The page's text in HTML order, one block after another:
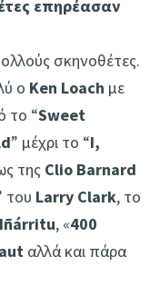
επηρέασαν
σκηνοθέτες.
ο Ken Loach με
το “Sweet
” μέχρι το “I,
της Clio Barnard
του Larry Clark, το
, «400
αλλά και πάρα